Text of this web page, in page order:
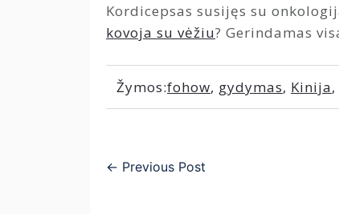
Kordicepsas susijęs su
kovoja su vėžiu? Gerindamas
Žymos:fohow, gydymas, Kinija,
← Previous Post